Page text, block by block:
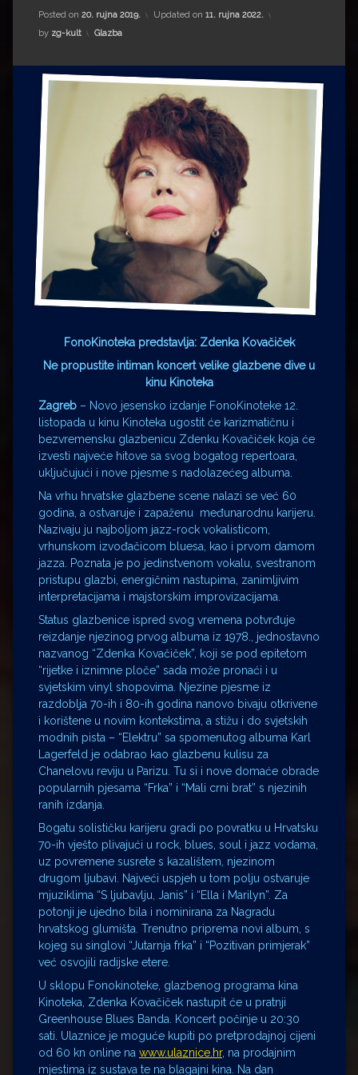
Drugi autori
Drugi autori
Matea Andrić
Ljiljana Lekanić-Kljaić
Željko Krznarić
Mario Lovreković
Miroslav Šantek
Posted on 20. rujna 2019. Updated on 11. rujna 2022.
by zg-kult Kategorije:
Glazba
FonoKinoteka predstavlja: Zdenka Kovačiček
Ne propustite intiman koncert velike glazbene dive u
kinu Kinoteka
Zagreb – Novo jesensko izdanje FonoKinoteke 12.
listopada u kinu Kinoteka ugostit će karizmatičnu i
bezvremensku glazbenicu Zdenku Kovačiček koja će
izvesti najveće hitove sa svog bogatog repertoara,
uključujući i nove pjesme s nadolazećeg albuma.
Na vrhu hrvatske glazbene scene nalazi se već 60
godina, a ostvaruje i zapaženu međunarodnu karijeru.
Nazivaju ju najboljom jazz-rock vokalisticom,
vrhunskom izvođačicom bluesa, kao i prvom damom
jazza. Poznata je po jedinstvenom vokalu, svestranom
pristupu glazbi, energičnim nastupima, zanimljivim
interpretacijama i majstorskim improvizacijama.
Status glazbenice ispred svog vremena potvrđuje
reizdanje njezinog prvog albuma iz 1978., jednostavno
nazvanog “Zdenka Kovačiček”, koji se pod epitetom
“rijetke i iznimne ploče” sada može pronaći i u
svjetskim vinyl shopovima. Njezine pjesme iz
razdoblja 70-ih i 80-ih godina nanovo bivaju otkrivene
i korištene u novim kontekstima, a stižu i do svjetskih
modnih pista – “Elektru” sa spomenutog albuma Karl
Lagerfeld je odabrao kao glazbenu kulisu za
Chanelovu reviju u Parizu. Tu si i nove domaće obrade
popularnih pjesama “Frka” i “Mali crni brat” s njezinih
ranih izdanja.
Bogatu solističku karijeru gradi po povratku u Hrvatsku
70-ih vješto plivajući u rock, blues, soul i jazz vodama,
uz povremene susrete s kazalištem, njezinom
drugom ljubavi. Najveći uspjeh u tom polju ostvaruje
mjuziklima “S ljubavlju, Janis” i “Ella i Marilyn”. Za
potonji je ujedno bila i nominirana za Nagradu
hrvatskog glumišta. Trenutno priprema novi album, s
kojeg su singlovi “Jutarnja frka” i “Pozitivan primjerak”
već osvojili radijske etere.
U sklopu Fonokinoteke, glazbenog programa kina
Kinoteka, Zdenka Kovačiček nastupit će u pratnji
Greenhouse Blues Banda. Koncert počinje u 20:30
sati. Ulaznice je moguće kupiti po pretprodajnoj cijeni
od 60 kn online na www.ulaznice.hr, na prodajnim
mjestima iz sustava te na blagajni kina. Na dan